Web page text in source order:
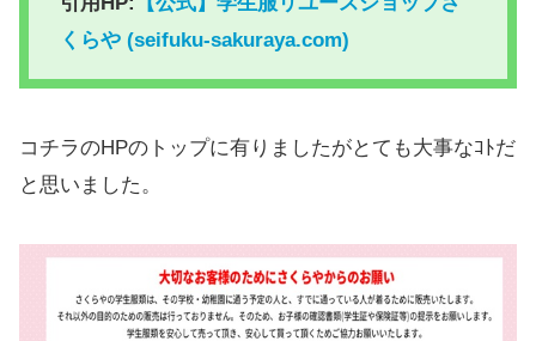
くらや (seifuku-sakuraya.com)
コチラのHPのトップに有りましたがとても大事なｺﾄだ
と思いました。